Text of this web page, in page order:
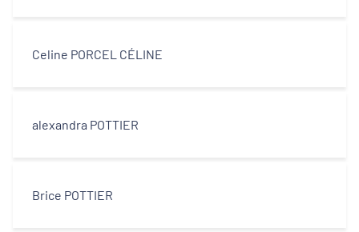
Celine PORCEL CÉLINE
alexandra POTTIER
Brice POTTIER